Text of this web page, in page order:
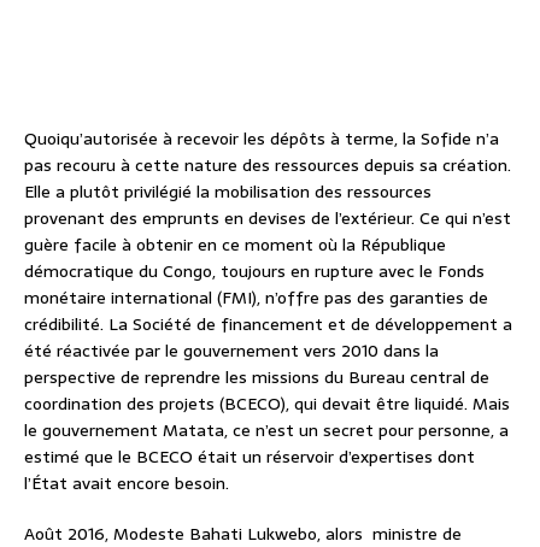
Quoiqu’autorisée à recevoir les dépôts à terme, la Sofide n’a
pas recouru à cette nature des ressources depuis sa création.
Elle a plutôt privilégié la mobilisation des ressources
provenant des emprunts en devises de l’extérieur. Ce qui n’est
guère facile à obtenir en ce moment où la République
démocratique du Congo, toujours en rupture avec le Fonds
monétaire international (FMI), n’offre pas des garanties de
crédibilité. La Société de financement et de développement a
été réactivée par le gouvernement vers 2010 dans la
perspective de reprendre les missions du Bureau central de
coordination des projets (BCECO), qui devait être liquidé. Mais
le gouvernement Matata, ce n’est un secret pour personne, a
estimé que le BCECO était un réservoir d’expertises dont
l’État avait encore besoin.
Août 2016, Modeste Bahati Lukwebo, alors ministre de